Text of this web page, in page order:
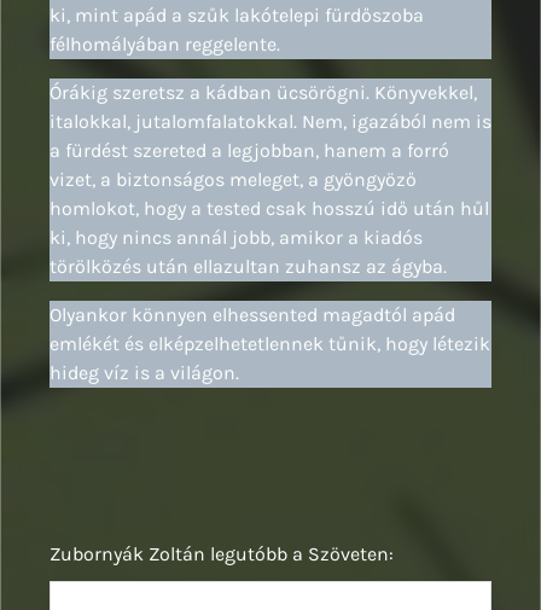
ki, mint apád a szűk lakótelepi fürdőszoba
félhomályában reggelente.
Órákig szeretsz a kádban ücsörögni. Könyvekkel,
italokkal, jutalomfalatokkal. Nem, igazából nem is
a fürdést szereted a legjobban, hanem a forró
vizet, a biztonságos meleget, a gyöngyöző
homlokot, hogy a tested csak hosszú idő után hűl
ki, hogy nincs annál jobb, amikor a kiadós
törölközés után ellazultan zuhansz az ágyba.
Olyankor könnyen elhessented magadtól apád
emlékét és elképzelhetetlennek tűnik, hogy létezik
hideg víz is a világon.
Zubornyák Zoltán legutóbb a Szöveten: